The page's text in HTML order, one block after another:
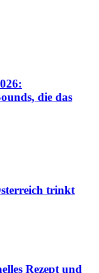
die das
trinkt
Rezept und